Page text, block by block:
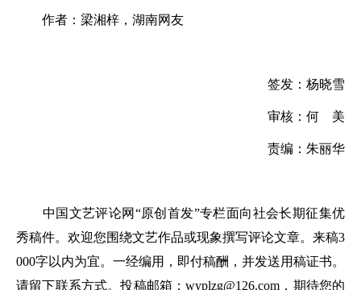
作者：梁湘梓，湖南网友
签发：杨晓雪
审核：何 美
责编：朱丽华
中国文艺评论网“原创首发”专栏面向社会长期征集优
秀稿件。欢迎您围绕文艺作品或现象撰写评论文章。来稿3
000字以内为宜。一经编用，即付稿酬，并发送用稿证书。
请留下联系方式。投稿邮箱：wyplzg@126.com，期待您的